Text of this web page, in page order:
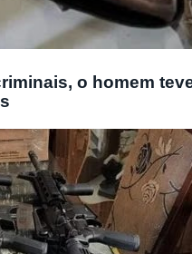
o homem